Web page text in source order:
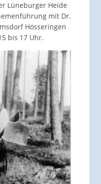
Lüneburger Heide
mit Dr.
Hösseringen
bis 17 Uhr.